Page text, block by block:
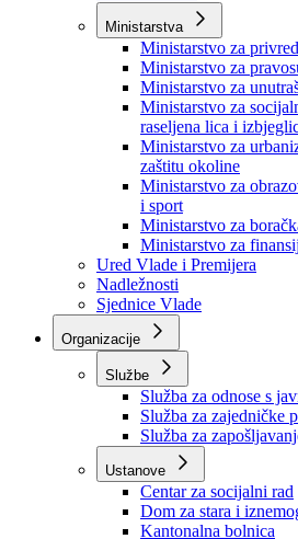
Vlada BPK Goražde
Premijer
Članovi Vlade
Ministarstva
Ministarstvo za
Ministarstvo za
Ministarstvo za
Ministarstvo za
raseljena lica i
Ministarstvo za
zaštitu okoline
Ministarstvo za
i sport
Ministarstvo za
Ministarstvo za finansije
Ured Vlade i Premijera
Nadležnosti
Sjednice Vlade
Organizacije
Službe
Služba za odnose s
Služba za zajedničke
Služba za zapošljavanje
Ustanove